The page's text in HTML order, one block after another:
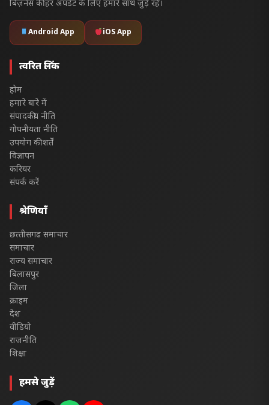
बिज़नेस की हर अपडेट के लिए हमारे साथ जुड़े रहें।
Android App iOS App
त्वरित लिंक
होम
हमारे बारे में
संपादकीय नीति
गोपनीयता नीति
उपयोग की शर्तें
विज्ञापन
करियर
संपर्क करें
श्रेणियाँ
छत्‍तीसगढ समाचार
समाचार
राज्य समाचार
बिलासपुर
जिला
क्राइम
देश
वीडियो
राजनीति
शिक्षा
हमसे जुड़ें